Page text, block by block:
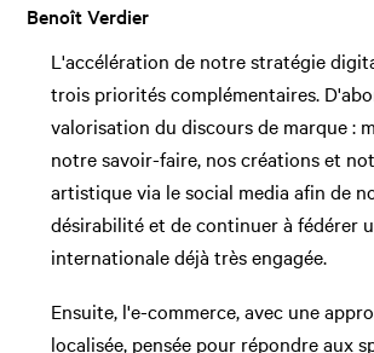
Benoît Verdier
L'accélération de notre stratégie
trois priorités complémentaires.
valorisation du discours de marque :
notre savoir-faire, nos créations et
artistique via le social media afin de
désirabilité et de continuer à fédérer
internationale déjà très engagée.
Ensuite, l'e-commerce, avec une
localisée, pensée pour répondre aux